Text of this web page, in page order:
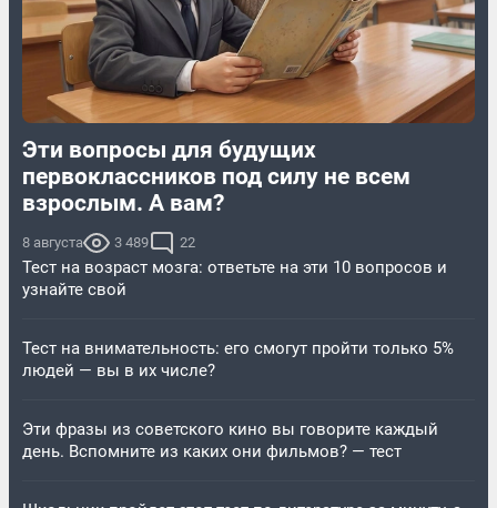
Эти вопросы для будущих
первоклассников под силу не всем
взрослым. А вам?
8 августа 3 489 22
Тест на возраст мозга: ответьте на эти 10 вопросов и
узнайте свой
Тест на внимательность: его смогут пройти только 5%
людей — вы в их числе?
Эти фразы из советского кино вы говорите каждый
день. Вспомните из каких они фильмов? — тест